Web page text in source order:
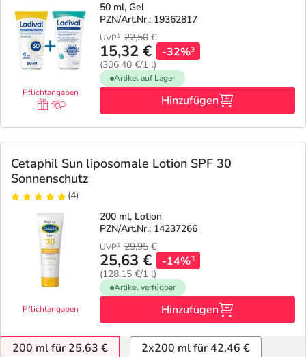
Pflichtangaben
50 ml, Gel
PZN/Art.Nr.: 19362817
UVP1 22,50 €
15,32 €
(306,40 €/1 l)
-32%3
Artikel auf Lager
Hinzufügen
Cetaphil Sun liposomale Lotion SPF 30
Sonnenschutz
(4)
Pflichtangaben
200 ml, Lotion
PZN/Art.Nr.: 14237266
UVP1 29,95 €
25,63 €
(128,15 €/1 l)
-14%3
Artikel verfügbar
Hinzufügen
200 ml für 25,63 € 2x200 ml für 42,46 €